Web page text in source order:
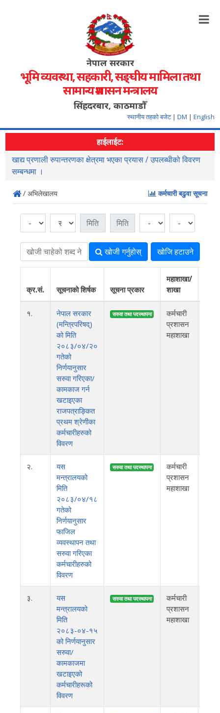
नेपाल सरकार
भूमि व्यवस्था, सहकारी, सङ्‍घीय मामिला तथा
सामान्य प्रशासन मन्त्रालय
सिंहदरबार, काठमाडौँ
स्थानीय तहको बजेट | DM | English
हाईलाईट:
सहजिकरण तथा समन्वय गर्ने सम्वन्धमा ।
/ अभिलेखालय कर्मचारी बढुवा सूचना
खोजी गर्नुहोस् खोजि हटाउने
क्र.सं. सूचनाको शिर्षक सूचना प्रकार
महाशाखा/
शाखा
१.
नेपाल सरकार
(मन्त्रिपरिषद्)
को मिति
२०८३/०४/२०
गतेको
निर्णयानुसार
सरुवा गरिएका/
कामकाज गर्न
खटाइएका
राजपत्राङ्कित
प्रथम श्रेणीका
कर्मचारीहरुको
विवरण
सरुवा तथा पदस्थापना
कर्मचारी
प्रशासन
महाशाखा
२.
यस
मन्त्रालयको
मिति
२०८३/०४/१८
गतेको
निर्णयानुसार
फाजिल
व्यवस्थापन तथा
सरुवा गरिएका
कर्मचारीहरुको
विवरण
सरुवा तथा पदस्थापना
कर्मचारी
प्रशासन
महाशाखा
३.
यस
मन्त्रालयको
मिति
२०८३-०४-१५
को निर्णयानुसार
सरुवा/
कामकाजमा
खटाइएको
कर्मचारीहरूको
विवरण
सरुवा तथा पदस्थापना
कर्मचारी
प्रशासन
महाशाखा